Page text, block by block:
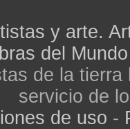
y arte.
del Mundo
de la
servicio de
de uso -